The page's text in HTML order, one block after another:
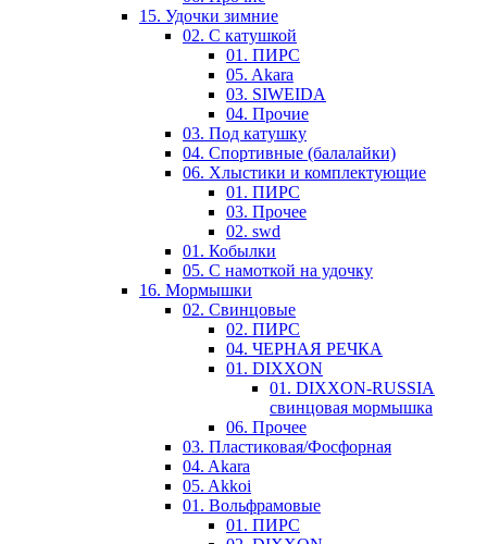
15. Удочки зимние
02. С катушкой
01. ПИРС
05. Akara
03. SIWEIDA
04. Прочие
03. Под катушку
04. Спортивные (балалайки)
06. Хлыстики и комплектующие
01. ПИРС
03. Прочее
02. swd
01. Кобылки
05. С намоткой на удочку
16. Мормышки
02. Свинцовые
02. ПИРС
04. ЧЕРНАЯ РЕЧКА
01. DIXXON
01. DIXXON-RUSSIA
свинцовая мормышка
06. Прочее
03. Пластиковая/Фосфорная
04. Akara
05. Akkoi
01. Вольфрамовые
01. ПИРС